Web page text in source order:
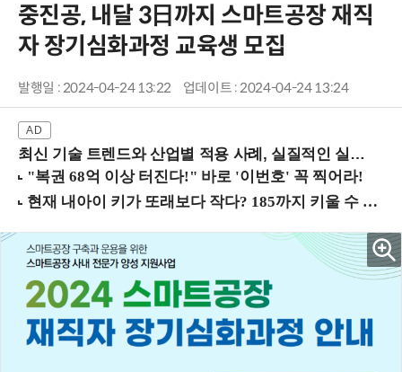
중진공, 내달 3日까지 스마트공장 재직
자 장기심화과정 교육생 모집
발행일 : 2024-04-24 13:22 업데이트 : 2024-04-24 13:24
최신 기술 트렌드와 산업별 적용 사례, 실질적인 실행 전략을 공유 (9/18 양재역)